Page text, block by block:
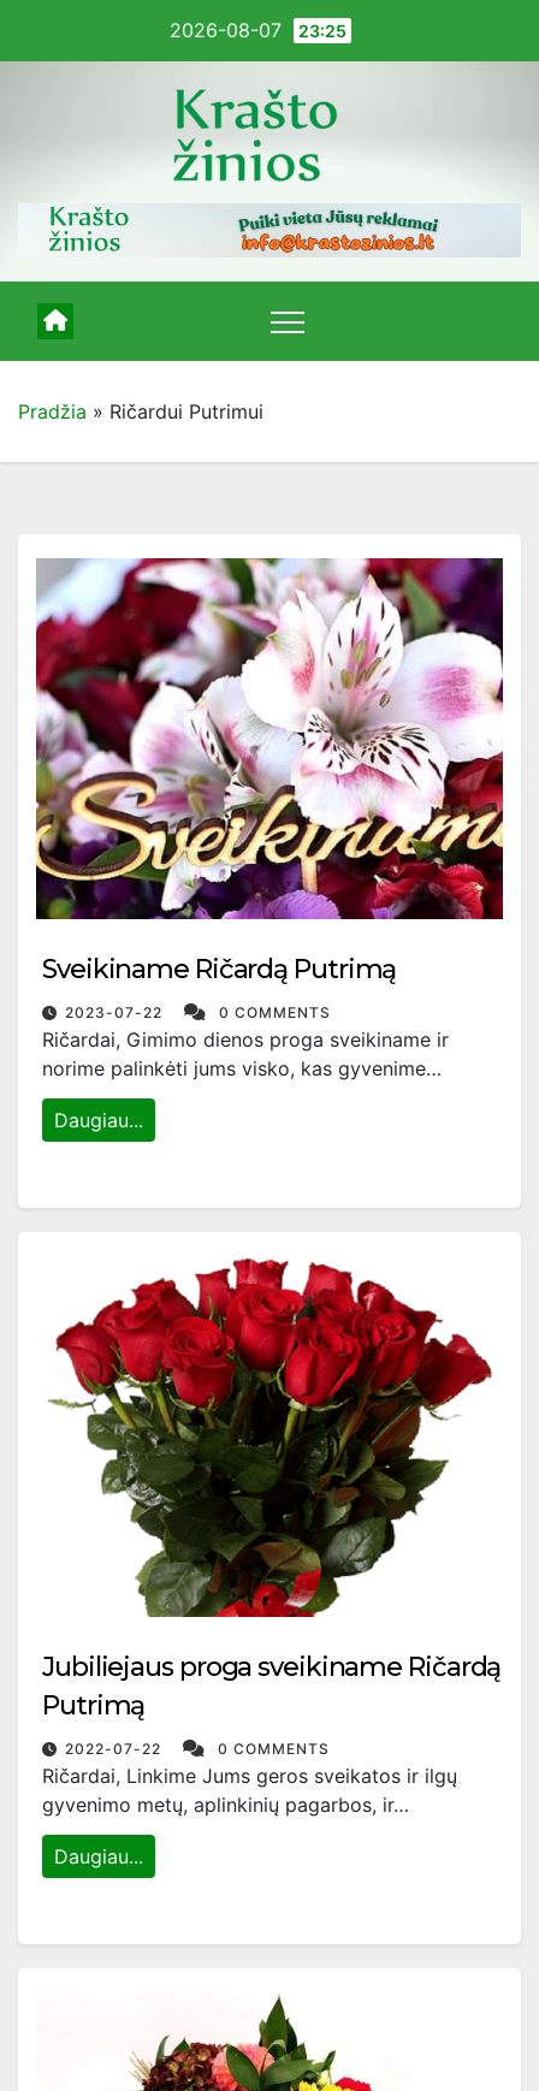
2026-08-07 23:25
Pradžia » Ričardui Putrimui
Sveikiname Ričardą Putrimą
2023-07-22 0 COMMENTS
Ričardai, Gimimo dienos proga sveikiname ir
norime palinkėti jums visko, kas gyvenime…
Daugiau...
Jubiliejaus proga sveikiname Ričardą
Putrimą
2022-07-22 0 COMMENTS
Ričardai, Linkime Jums geros sveikatos ir ilgų
gyvenimo metų, aplinkinių pagarbos, ir…
Daugiau...